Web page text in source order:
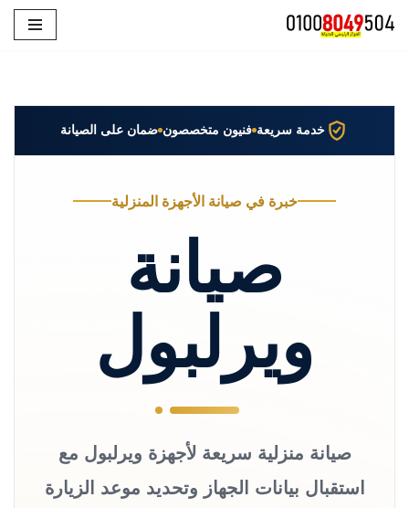
خدمة سريعة فنيون متخصصون ضمان على الصيانة
خبرة في صيانة الأجهزة المنزلية
صيانة
ويرلبول
صيانة منزلية سريعة لأجهزة ويرلبول مع
استقبال بيانات الجهاز وتحديد موعد الزيارة